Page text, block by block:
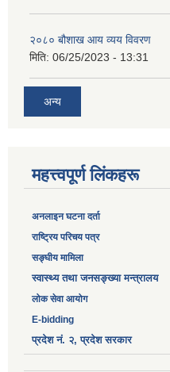
२०८० बौशाख आय व्यय विवरण
मिति: 06/25/2023 - 13:31
अन्य
महत्त्वपूर्ण लिंकहरू
अनलाइन घटना दर्ता
‎राष्ट्रिय परिचय पत्र
सङ्‍घीय मामिला
स्वास्थ्य तथा जनसङ्ख्या मन्त्रालय
लोक सेवा आयोग
E-bidding
प्रदेश नं. २, प्रदेश सरकार